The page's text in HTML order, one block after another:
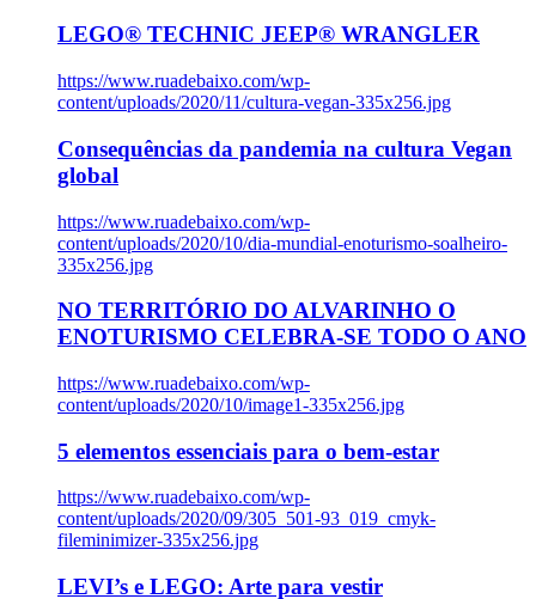
LEGO® TECHNIC JEEP® WRANGLER
https://www.ruadebaixo.com/wp-
content/uploads/2020/11/cultura-vegan-335x256.jpg
Consequências da pandemia na cultura Vegan
global
https://www.ruadebaixo.com/wp-
content/uploads/2020/10/dia-mundial-enoturismo-soalheiro-
335x256.jpg
NO TERRITÓRIO DO ALVARINHO O
ENOTURISMO CELEBRA-SE TODO O ANO
https://www.ruadebaixo.com/wp-
content/uploads/2020/10/image1-335x256.jpg
5 elementos essenciais para o bem-estar
https://www.ruadebaixo.com/wp-
content/uploads/2020/09/305_501-93_019_cmyk-
fileminimizer-335x256.jpg
LEVI’s e LEGO: Arte para vestir